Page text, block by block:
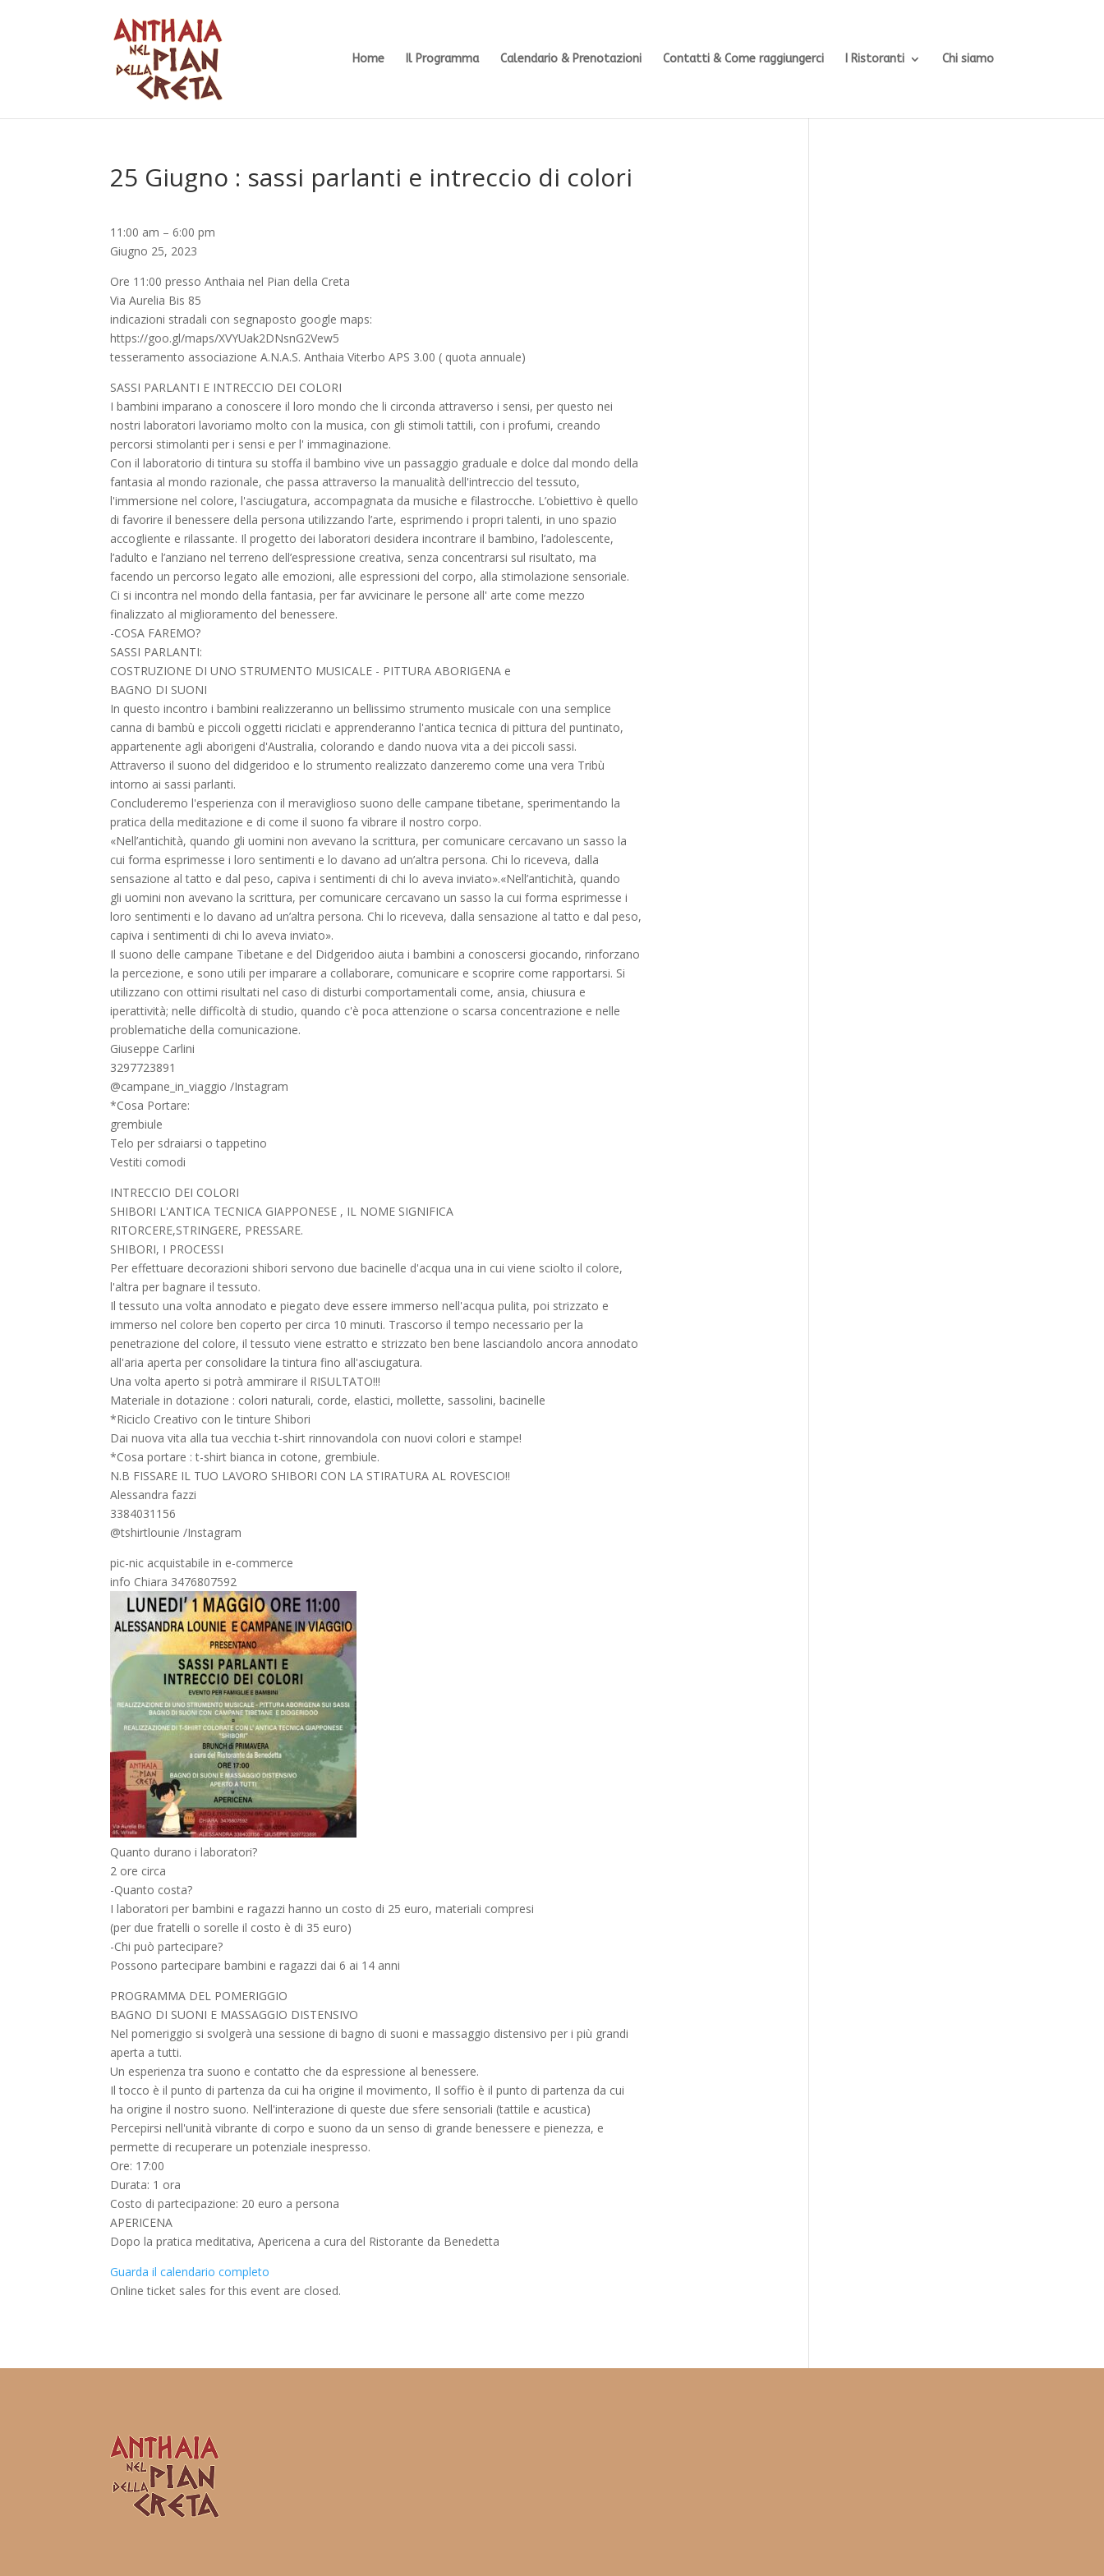
Home Il Programma Calendario & Prenotazioni Contatti & Come raggiungerci I Ristoranti Chi siamo
25 Giugno : sassi parlanti e intreccio di colori
25
Giugno
sassi
parlanti
e
intreccio
di
colori
11:00 am –6:00 pm
Giugno 25, 2023
Ore 11:00 presso Anthaia nel Pian della Creta
Via Aurelia Bis 85
indicazioni stradali con segnaposto google maps:
https://goo.gl/maps/XVYUak2DNsnG2Vew5
tesseramento associazione A.N.A.S. Anthaia Viterbo APS 3.00 ( quota annuale)
SASSI PARLANTI E INTRECCIO DEI COLORI
I bambini imparano a conoscere il loro mondo che li circonda attraverso i sensi, per questo nei
nostri laboratori lavoriamo molto con la musica, con gli stimoli tattili, con i profumi, creando
percorsi stimolanti per i sensi e per l' immaginazione.
Con il laboratorio di tintura su stoffa il bambino vive un passaggio graduale e dolce dal mondo della
fantasia al mondo razionale, che passa attraverso la manualità dell'intreccio del tessuto,
l'immersione nel colore, l'asciugatura, accompagnata da musiche e filastrocche. L’obiettivo è quello
di favorire il benessere della persona utilizzando l’arte, esprimendo i propri talenti, in uno spazio
accogliente e rilassante. Il progetto dei laboratori desidera incontrare il bambino, l’adolescente,
l’adulto e l’anziano nel terreno dell’espressione creativa, senza concentrarsi sul risultato, ma
facendo un percorso legato alle emozioni, alle espressioni del corpo, alla stimolazione sensoriale.
Ci si incontra nel mondo della fantasia, per far avvicinare le persone all' arte come mezzo
finalizzato al miglioramento del benessere.
-COSA FAREMO?
SASSI PARLANTI:
COSTRUZIONE DI UNO STRUMENTO MUSICALE - PITTURA ABORIGENA e
BAGNO DI SUONI
In questo incontro i bambini realizzeranno un bellissimo strumento musicale con una semplice
canna di bambù e piccoli oggetti riciclati e apprenderanno l'antica tecnica di pittura del puntinato,
appartenente agli aborigeni d'Australia, colorando e dando nuova vita a dei piccoli sassi.
Attraverso il suono del didgeridoo e lo strumento realizzato danzeremo come una vera Tribù
intorno ai sassi parlanti.
Concluderemo l'esperienza con il meraviglioso suono delle campane tibetane, sperimentando la
pratica della meditazione e di come il suono fa vibrare il nostro corpo.
«Nell’antichità, quando gli uomini non avevano la scrittura, per comunicare cercavano un sasso la
cui forma esprimesse i loro sentimenti e lo davano ad un’altra persona. Chi lo riceveva, dalla
sensazione al tatto e dal peso, capiva i sentimenti di chi lo aveva inviato».«Nell’antichità, quando
gli uomini non avevano la scrittura, per comunicare cercavano un sasso la cui forma esprimesse i
loro sentimenti e lo davano ad un’altra persona. Chi lo riceveva, dalla sensazione al tatto e dal peso,
capiva i sentimenti di chi lo aveva inviato».
Il suono delle campane Tibetane e del Didgeridoo aiuta i bambini a conoscersi giocando, rinforzano
la percezione, e sono utili per imparare a collaborare, comunicare e scoprire come rapportarsi. Si
utilizzano con ottimi risultati nel caso di disturbi comportamentali come, ansia, chiusura e
iperattività; nelle difficoltà di studio, quando c'è poca attenzione o scarsa concentrazione e nelle
problematiche della comunicazione.
Giuseppe Carlini
3297723891
@campane_in_viaggio /Instagram
*Cosa Portare:
grembiule
Telo per sdraiarsi o tappetino
Vestiti comodi
INTRECCIO DEI COLORI
SHIBORI L'ANTICA TECNICA GIAPPONESE , IL NOME SIGNIFICA
RITORCERE,STRINGERE, PRESSARE.
SHIBORI, I PROCESSI
Per effettuare decorazioni shibori servono due bacinelle d'acqua una in cui viene sciolto il colore,
l'altra per bagnare il tessuto.
Il tessuto una volta annodato e piegato deve essere immerso nell'acqua pulita, poi strizzato e
immerso nel colore ben coperto per circa 10 minuti. Trascorso il tempo necessario per la
penetrazione del colore, il tessuto viene estratto e strizzato ben bene lasciandolo ancora annodato
all'aria aperta per consolidare la tintura fino all'asciugatura.
Una volta aperto si potrà ammirare il RISULTATO!!!
Materiale in dotazione : colori naturali, corde, elastici, mollette, sassolini, bacinelle
*Riciclo Creativo con le tinture Shibori
Dai nuova vita alla tua vecchia t-shirt rinnovandola con nuovi colori e stampe!
*Cosa portare : t-shirt bianca in cotone, grembiule.
N.B FISSARE IL TUO LAVORO SHIBORI CON LA STIRATURA AL ROVESCIO!!
Alessandra fazzi
3384031156
@tshirtlounie /Instagram
pic-nic acquistabile in e-commerce
info Chiara 3476807592
Quanto durano i laboratori?
2 ore circa
-Quanto costa?
I laboratori per bambini e ragazzi hanno un costo di 25 euro, materiali compresi
(per due fratelli o sorelle il costo è di 35 euro)
-Chi può partecipare?
Possono partecipare bambini e ragazzi dai 6 ai 14 anni
PROGRAMMA DEL POMERIGGIO
BAGNO DI SUONI E MASSAGGIO DISTENSIVO
Nel pomeriggio si svolgerà una sessione di bagno di suoni e massaggio distensivo per i più grandi
aperta a tutti.
Un esperienza tra suono e contatto che da espressione al benessere.
Il tocco è il punto di partenza da cui ha origine il movimento, Il soffio è il punto di partenza da cui
ha origine il nostro suono. Nell'interazione di queste due sfere sensoriali (tattile e acustica)
Percepirsi nell'unità vibrante di corpo e suono da un senso di grande benessere e pienezza, e
permette di recuperare un potenziale inespresso.
Ore: 17:00
Durata: 1 ora
Costo di partecipazione: 20 euro a persona
APERICENA
Dopo la pratica meditativa, Apericena a cura del Ristorante da Benedetta
Guarda il calendario completo
Online ticket sales for this event are closed.